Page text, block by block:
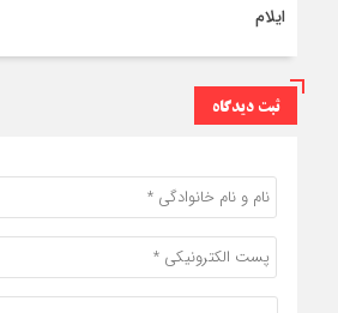
ایلام
ثبت دیدگاه